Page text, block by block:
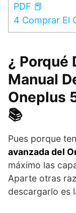
PDF 📕
4 Comprar El
¿ Porqué
Manual
Oneplus
📚
Pues porque
avanzada del
máximo las
Aparte otras
descargarlo es